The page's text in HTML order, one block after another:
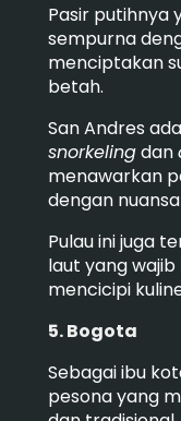
Pasir putihnya
sempurna
menciptakan
betah.
San Andres
snorkelingdan
menawarkan
dengan
Pulau ini juga
laut yang
mencicipi
5. Bogota
Sebagai ibu
pesona yang